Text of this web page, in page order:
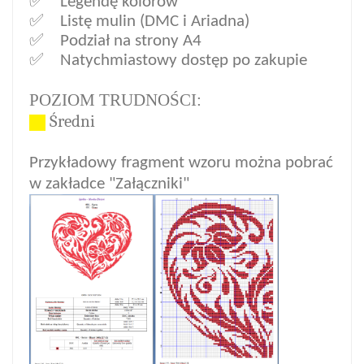
✅ Listę mulin (DMC i Ariadna)
✅ Podział na strony A4
✅ Natychmiastowy dostęp po zakupie
POZIOM TRUDNOŚCI:
Średni
Przykładowy fragment wzoru można pobrać
w zakładce "Załączniki"